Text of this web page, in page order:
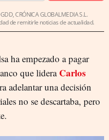
CRÓNICA GLOBALMEDIA S.L.
de remitirle noticias de actualidad.
ha empezado a pagar
que lidera Carlos
adelantar una decisión
no se descartaba, pero